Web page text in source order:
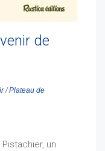
de
/Plateau de
un